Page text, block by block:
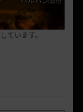
ています。